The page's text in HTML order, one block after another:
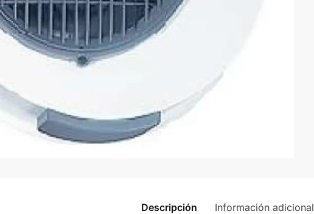
Descripción Información adicional